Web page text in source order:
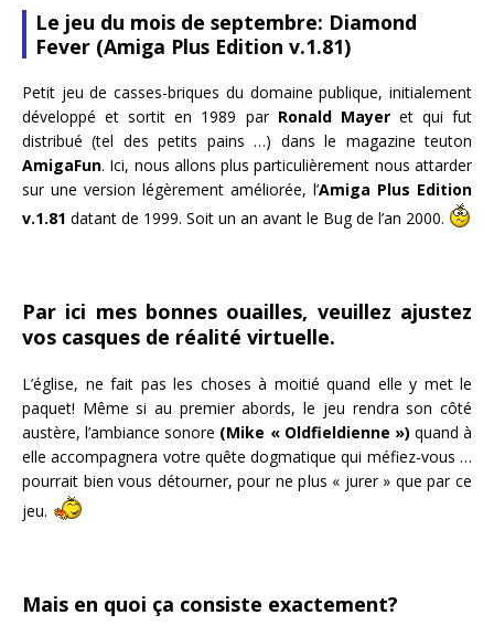
Le jeu du mois de septembre: Diamond
Fever (Amiga Plus Edition v.1.81)
Petit jeu de casses-briques du domaine publique, initialement
développé et sortit en 1989 par Ronald Mayeret qui fut
distribué (tel des petits pains …) dans le magazine teuton
AmigaFun. Ici, nous allons plus particulièrement nous attarder
sur une version légèrement améliorée, l’Amiga Plus Edition
v.1.81 datant de 1999. Soit un an avant le Bug de l’an 2000.
Par ici mes bonnes ouailles, veuillez ajustez
vos casques de réalité virtuelle.
L’église, ne fait pas les choses à moitié quand elle y met le
paquet! Même si au premier abords, le jeu rendra son côté
austère, l’ambiance sonore (Mike « Oldfieldienne ») quand à
elle accompagnera votre quête dogmatique qui méfiez-vous …
pourrait bien vous détourner, pour ne plus « jurer » que par ce
jeu.
Mais en quoi ça consiste exactement?